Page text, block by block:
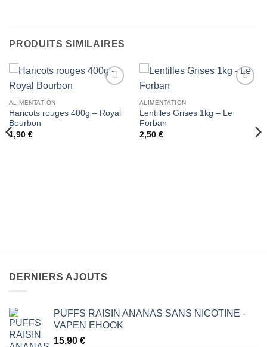
PRODUITS SIMILAIRES
de
souhaits
ALIMENTATION
Haricots rouges 400g – Royal
Bourbon
1,90 €
ALIMENTATION
Lentilles Grises 1kg – Le
Forban
2,50 €
DERNIERS AJOUTS
PUFFS RAISIN ANANAS SANS NICOTINE -
VAPEN EHOOK
15,90 €